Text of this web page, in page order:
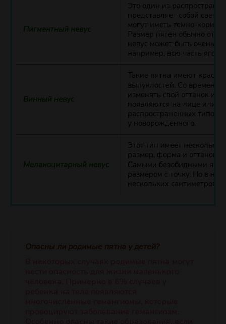
Пигментный невус
Это один из
представляет собой
могут иметь темно-
Размер пятен обычно от 1
невус может быть очень
например, всю часть
Винный невус
Такие пятна имеют
выпуклостей. Со временем
изменять свой оттенок и
появляются на лице или
распространенных типов
у новорожденного.
Меланоцитарный невус
Этот тип имеет несколько
размер, форма и оттенок
Самыми безобидными
размером с точку. Но в
нескольких сантиметров в
Опасны ли родимые пятна у детей?